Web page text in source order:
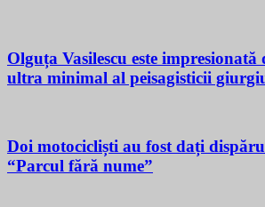
Olguța Vasilescu este
ultra minimal al peisagisticii
Doi motocicliști au fost dați
“Parcul fără nume”